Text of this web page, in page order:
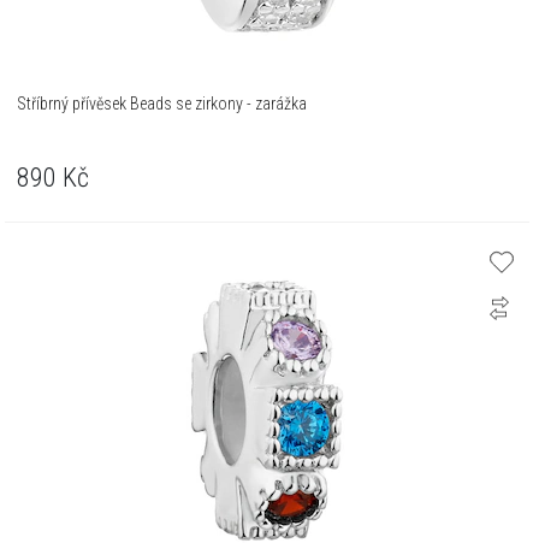
Stříbrný přívěsek Beads se zirkony - zarážka
890 Kč